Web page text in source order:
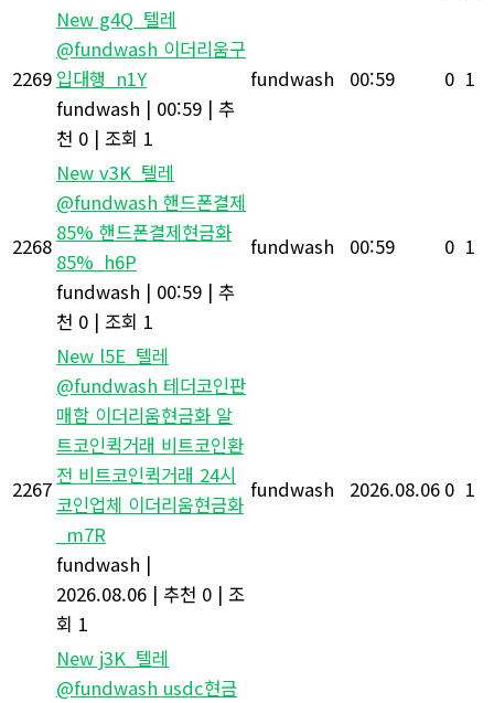
2269
New g4Q_텔레
@fundwash 이더리움구
입대행_n1Y
fundwash | 00:59 | 추
천 0 | 조회 1
fundwash 00:59 0 1
2268
New v3K_텔레
@fundwash 핸드폰결제
85% 핸드폰결제현금화
85%_h6P
fundwash | 00:59 | 추
천 0 | 조회 1
fundwash 00:59 0 1
2267
New l5E_텔레
@fundwash 테더코인판
매함 이더리움현금화 알
트코인퀵거래 비트코인환
전 비트코인퀵거래 24시
코인업체 이더리움현금화
_m7R
fundwash |
2026.08.06 | 추천 0 | 조
회 1
fundwash 2026.08.06 0 1
New j3K_텔레
@fundwash usdc현금